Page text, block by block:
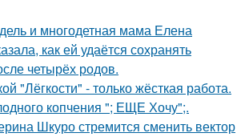
и многодетная мама Елена
как ей удаётся сохранять
четырёх родов.
"Лёгкости" - только жёсткая работа.
копчения "; ЕЩЕ Хочу";.
Шкуро стремится сменить вектор